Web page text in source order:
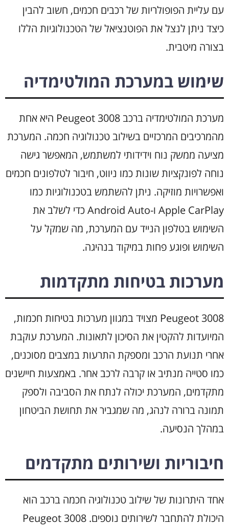
עם עליית הפופולריות של רכבים חכמים, חשוב להבין
כיצד ניתן לנצל את הפוטנציאל של הטכנולוגיות הללו
בצורה מיטבית.
שימוש במערכת המולטימדיה
מערכת המולטימדיה ברכב Peugeot 3008 היא אחת
מהמרכיבים המרכזיים בשילוב טכנולוגיה חכמה. המערכת
מציעה ממשק נוח וידידותי למשתמש, המאפשר גישה
נוחה לפונקציות שונות כמו ניווט, חיבור לטלפונים חכמים
ואפשרויות מוזיקה. ניתן להשתמש בטכנולוגיות כמו
Apple CarPlay ו-Android Auto כדי לשלב את
השימוש בטלפון הנייד עם המערכת, מה שמקל על
השימוש ופוגע פחות במיקוד בנהיגה.
מערכות בטיחות מתקדמות
Peugeot 3008 מצויד במגוון מערכות בטיחות חכמות,
המיועדות להקטין את הסיכון לתאונות. המערכת עוקבת
אחרי תנועת הרכב ומספקת התרעות במצבים מסוכנים,
כמו סטייה מנתיב או קרבה לרכב אחר. באמצעות חיישנים
מתקדמים, המערכת יכולה לנתח את הסביבה ולספק
תמונה ברורה לנהג, מה שמגביר את תחושת הביטחון
במהלך הנסיעה.
חיבוריות ושירותים מתקדמים
אחד היתרונות של שילוב טכנולוגיה חכמה ברכב הוא
היכולת להתחבר לשירותים נוספים. Peugeot 3008